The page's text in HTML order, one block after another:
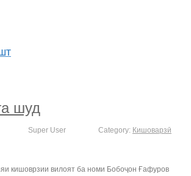
шуд
Super User Category: Кишоварзӣ
кишоврзии вилоят ба номи Бобоҷон Ғафуров